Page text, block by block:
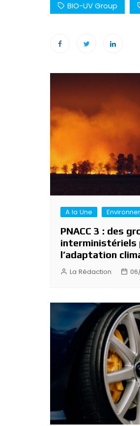
BIO-UV Group
de
l’article
A la Une
PNACC 3 : des
interministériels
l’adaptation
La Rédaction